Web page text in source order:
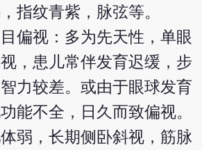
指纹青紫，脉弦等。
偏视：多为先天性，单眼
，患儿常伴发育迟缓，步
力较差。或由于眼球发育
能不全，日久而致偏视。
弱，长期侧卧斜视，筋脉